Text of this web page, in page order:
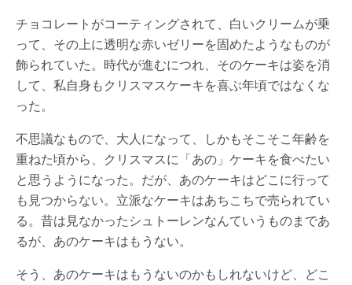
チョコレートがコーティングされて、白いクリームが乗
って、その上に透明な赤いゼリーを固めたようなものが
飾られていた。時代が進むにつれ、そのケーキは姿を消
して、私自身もクリスマスケーキを喜ぶ年頃ではなくな
った。
不思議なもので、大人になって、しかもそこそこ年齢を
重ねた頃から、クリスマスに「あの」ケーキを食べたい
と思うようになった。だが、あのケーキはどこに行って
も見つからない。立派なケーキはあちこちで売られてい
る。昔は見なかったシュトーレンなんていうものまであ
るが、あのケーキはもうない。
そう、あのケーキはもうないのかもしれないけど、どこ